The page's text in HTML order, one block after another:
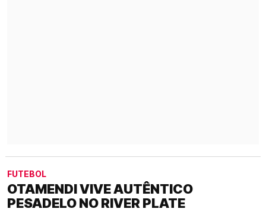
FUTEBOL
OTAMENDI VIVE AUTÊNTICO
PESADELO NO RIVER PLATE